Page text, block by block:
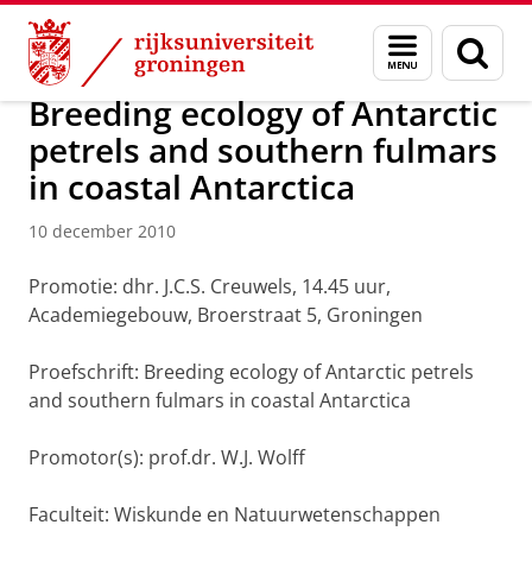
Skip
Content
Skip
Navigation
Menu
en
zoeken
Over ons Actueel Nieuws Nieuwsberichten
Breeding ecology of Antarctic
petrels and southern fulmars
in coastal Antarctica
10 december 2010
Promotie: dhr. J.C.S. Creuwels, 14.45 uur,
Academiegebouw, Broerstraat 5, Groningen
Proefschrift: Breeding ecology of Antarctic petrels
and southern fulmars in coastal Antarctica
Promotor(s): prof.dr. W.J. Wolff
Faculteit: Wiskunde en Natuurwetenschappen